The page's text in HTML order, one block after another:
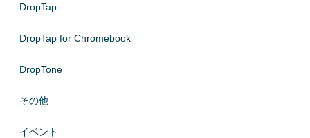
DropTap
DropTap for Chromebook
DropTone
その他
イベント